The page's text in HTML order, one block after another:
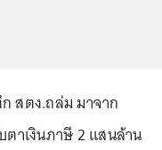
สตง.ถล่ม มาจาก
ตาเงินภาษี 2 แสนล้าน